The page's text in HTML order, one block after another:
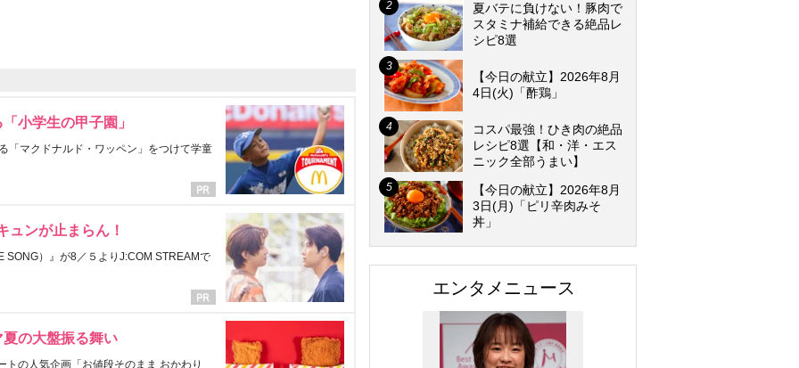
小学生の甲子園」
「マクドナルド・ワッペン」をつけて学童
ュンが止まらん！
SONG）』が8／５よりJ:COM STREAMで
の大盤振る舞い
の人気企画「お値段そのまま おかわり
夏バテに負けない！豚肉で
スタミナ補給できる絶品レ
シピ8選
【今日の献立】2026年8月
4日(火)「酢鶏」
コスパ最強！ひき肉の絶品
レシピ8選【和・洋・エス
ニック全部うまい】
【今日の献立】2026年8月
3日(月)「ピリ辛肉みそ
丼」
エンタメニュース